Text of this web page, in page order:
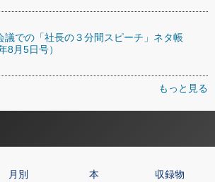
議での「社長の３分間スピーチ」ネタ帳
8月5日号）
もっと見る
月別 本 収録物